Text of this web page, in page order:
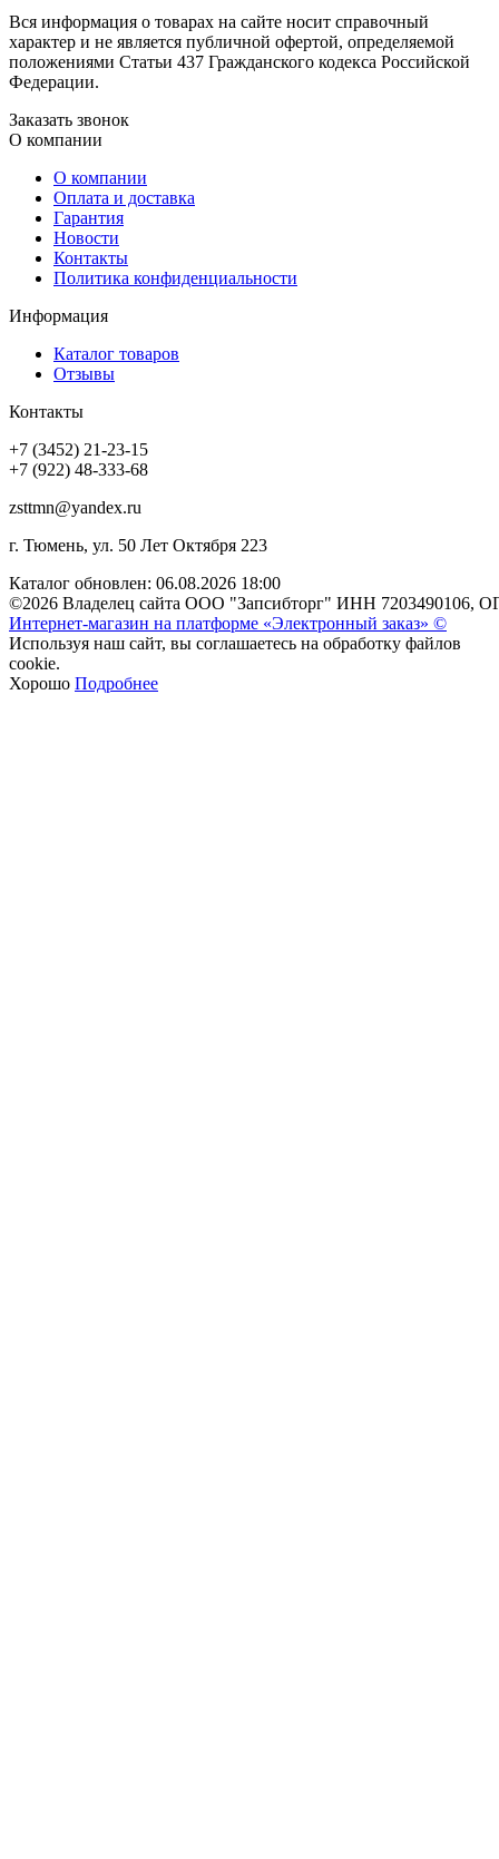
Вся информация о товарах на сайте носит справочный
характер и не является публичной офертой, определяемой
положениями Статьи 437 Гражданского кодекса Российской
Федерации.
Заказать звонок
О компании
О компании
Оплата и доставка
Гарантия
Новости
Контакты
Политика конфиденциальности
Информация
Каталог товаров
Отзывы
Контакты
+7 (3452) 21-23-15
+7 (922) 48-333-68
zsttmn@yandex.ru
г. Тюмень, ул. 50 Лет Октября 223
Каталог обновлен: 06.08.2026 18:00
©2026 Владелец сайта ООО "Запсибторг" ИНН 7203490106,
Интернет-магазин на платформе «Электронный заказ» ©
Используя наш сайт, вы соглашаетесь на обработку файлов
cookie.
Хорошо Подробнее